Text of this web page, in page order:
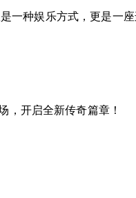
一种娱乐方式，更是一
，开启全新传奇篇章！